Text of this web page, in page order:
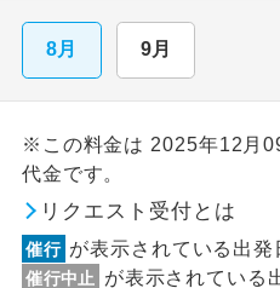
8月 9月
※この料金は 2025年12月
代金です。
リクエスト受付とは
催行 が表示されている出発
催行中止
が表示されている